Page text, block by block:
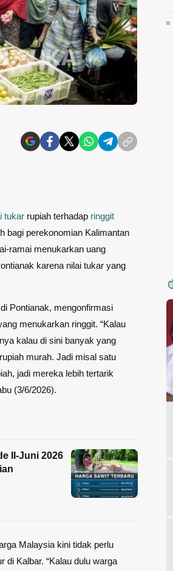
tukar rupiah terhadap ringgit
bagi perekonomian Kalimantan
ramai menukarkan uang
karena nilai tukar yang
Pontianak, mengonfirmasi
menukarkan ringgit. “Kalau
kalau di sini banyak yang
murah. Jadi misal satu
jadi mereka lebih tertarik
(3/6/2026).
II-Juni 2026
Malaysia kini tidak perlu
di Kalbar. “Kalau dulu warga